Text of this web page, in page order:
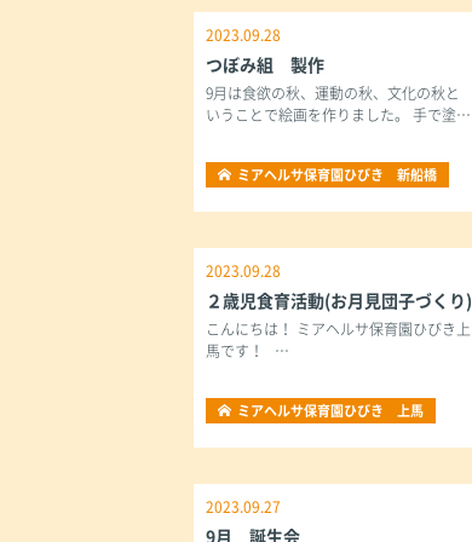
2023.09.28
つぼみ組 製作
9月は食欲の秋、運動の秋、文化の秋と
いうことで絵画を作りました。 手で塗…
ミアヘルサ保育園ひびき 新船橋
2023.09.28
２歳児食育活動(お月見団子づくり)
こんにちは！ ミアヘルサ保育園ひびき上
馬です！ …
ミアヘルサ保育園ひびき 上馬
2023.09.27
9月 誕生会